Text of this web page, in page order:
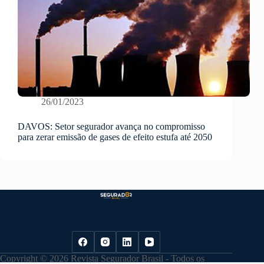
26/01/2023
DAVOS: Setor segurador avança no compromisso
para zerar emissão de gases de efeito estufa até 2050
Copyright © 2026 Revista Segurador Brasil - Todos os